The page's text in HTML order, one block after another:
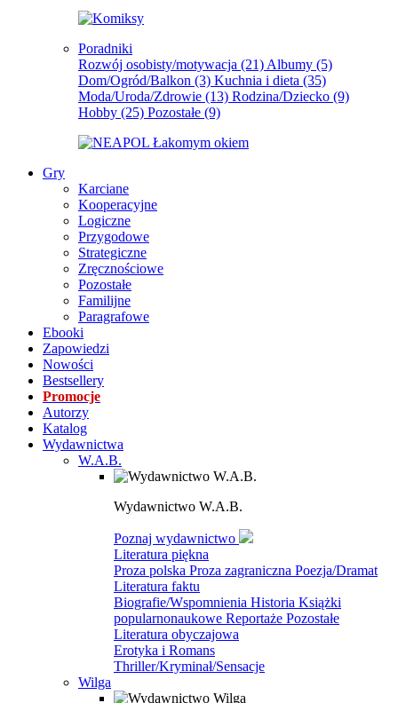
Poradniki
Rozwój osobisty/motywacja (21) Albumy (5)
Dom/Ogród/Balkon (3) Kuchnia i dieta (35)
Moda/Uroda/Zdrowie (13) Rodzina/Dziecko (9)
Hobby (25) Pozostałe (9)
Gry
Karciane
Kooperacyjne
Logiczne
Przygodowe
Strategiczne
Zręcznościowe
Pozostałe
Familijne
Paragrafowe
Ebooki
Zapowiedzi
Nowości
Bestsellery
Promocje
Autorzy
Katalog
Wydawnictwa
W.A.B.
Wydawnictwo W.A.B.
Poznaj wydawnictwo
Literatura piękna
Proza polska Proza zagraniczna Poezja/Dramat
Literatura faktu
Biografie/Wspomnienia Historia Książki
popularnonaukowe Reportaże Pozostałe
Literatura obyczajowa
Erotyka i Romans
Thriller/Kryminał/Sensacje
Wilga